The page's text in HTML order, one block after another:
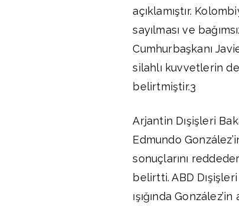
açıklamıştır.
sayılması ve
Cumhurbaşkanı
silahlı kuvvetlerin
belirtmiştir.3
Arjantin Dışişleri
Edmundo
sonuçlarını
belirtti. ABD
ışığında